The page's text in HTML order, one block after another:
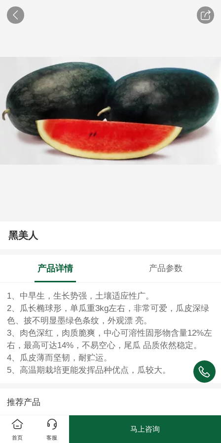
黑美人
产品详情 产品参数
1、中早生，生长势强，土壤适应性广。
2、瓜长椭球形，单瓜重3kg左右，非常可爱，瓜皮深绿
色、披不明显墨绿色条纹，外观漂 亮。
3、肉色深红，肉质脆爽，中心可溶性固形物含量12%左
右，最高可达14%，不易空心，尾瓜 品质依然稳定。
4、瓜皮薄而坚韧，耐贮运。
5、高温期栽培更能发挥品种优点，瓜较大。
推荐产品
首页 客服
马上咨询